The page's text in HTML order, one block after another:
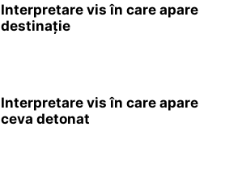
Interpretare vis în care apare
destinație
Interpretare vis în care apare
ceva detonat